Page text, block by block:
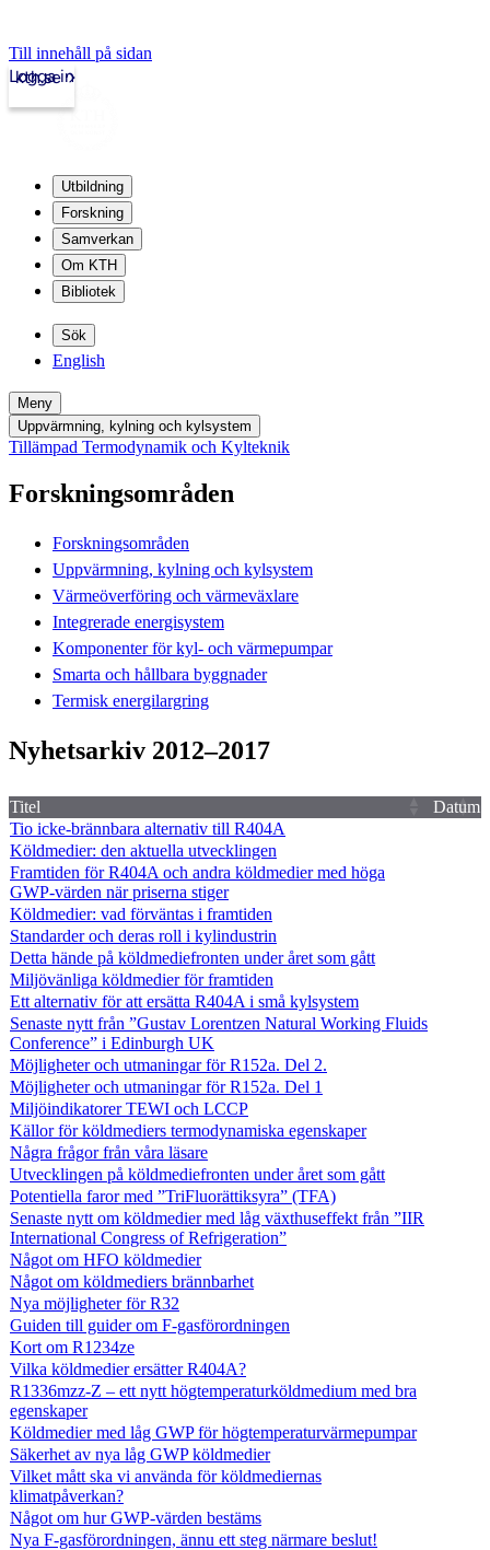
Till innehåll på sidan
kth.se
Logga in
Utbildning
Forskning
Samverkan
Om KTH
Bibliotek
Sök
English
Meny
Uppvärmning, kylning och kylsystem
Tillämpad Termodynamik och Kylteknik
Forskningsområden
Forskningsområden
Uppvärmning, kylning och kylsystem
Värmeöverföring och värmeväxlare
Integrerade energisystem
Komponenter för kyl- och värmepumpar
Smarta och hållbara byggnader
Termisk energilargring
Nyhetsarkiv 2012–2017
Titel
Datum
Tio icke-brännbara alternativ till R404A
Köldmedier: den aktuella utvecklingen
Framtiden för R404A och andra köldmedier med höga
GWP-värden när priserna stiger
Köldmedier: vad förväntas i framtiden
Standarder och deras roll i kylindustrin
Detta hände på köldmediefronten under året som gått
Miljövänliga köldmedier för framtiden
Ett alternativ för att ersätta R404A i små kylsystem
Senaste nytt från ”Gustav Lorentzen Natural Working Fluids
Conference” i Edinburgh UK
Möjligheter och utmaningar för R152a. Del 2.
Möjligheter och utmaningar för R152a. Del 1
Miljöindikatorer TEWI och LCCP
Källor för köldmediers termodynamiska egenskaper
Några frågor från våra läsare
Utvecklingen på köldmediefronten under året som gått
Potentiella faror med ”TriFluorättiksyra” (TFA)
Senaste nytt om köldmedier med låg växthuseffekt från ”IIR
International Congress of Refrigeration”
Något om HFO köldmedier
Något om köldmediers brännbarhet
Nya möjligheter för R32
Guiden till guider om F-gasförordningen
Kort om R1234ze
Vilka köldmedier ersätter R404A?
R1336mzz-Z – ett nytt högtemperaturköldmedium med bra
egenskaper
Köldmedier med låg GWP för högtemperaturvärmepumpar
Säkerhet av nya låg GWP köldmedier
Vilket mått ska vi använda för köldmediernas
klimatpåverkan?
Något om hur GWP-värden bestäms
Nya F-gasförordningen, ännu ett steg närmare beslut!